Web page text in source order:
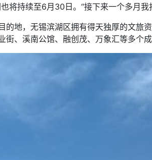
将持续至6月30日。“接下来一个多月
地，无锡滨湖区拥有得天独厚的文旅
街、溪南公馆、融创茂、万象汇等多个成